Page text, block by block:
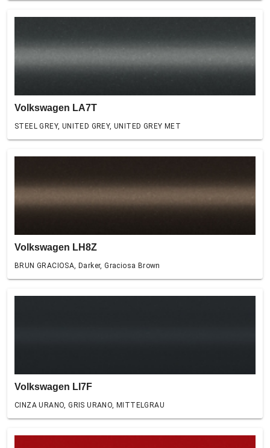
Volkswagen LA7T
STEEL GREY, UNITED GREY, UNITED GREY MET
Volkswagen LH8Z
BRUN GRACIOSA, Darker, Graciosa Brown
Volkswagen LI7F
CINZA URANO, GRIS URANO, MITTELGRAU